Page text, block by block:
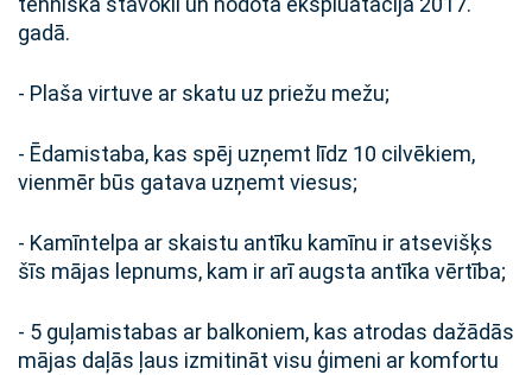
gadā.
- Plaša virtuve ar skatu uz priežu mežu;
- Ēdamistaba, kas spēj uzņemt līdz 10 cilvēkiem,
vienmēr būs gatava uzņemt viesus;
- Kamīntelpa ar skaistu antīku kamīnu ir atsevišķs
šīs mājas lepnums, kam ir arī augsta antīka vērtība;
- 5 guļamistabas ar balkoniem, kas atrodas dažādās
mājas daļās ļaus izmitināt visu ģimeni ar komfortu